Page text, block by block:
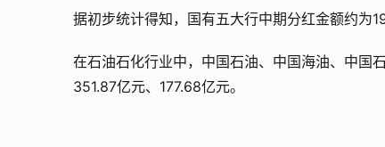
据初步统计得知，国有五大行中期分红金额约为
在石油石化行业中，中国石油、中国海油、中国
351.87亿元、177.68亿元。